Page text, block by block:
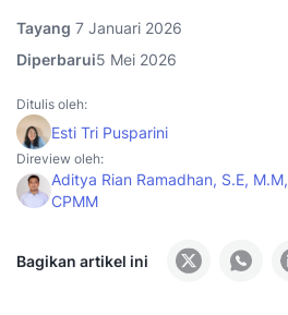
Tayang 7 Januari 2026
Diperbarui5 Mei 2026
Ditulis oleh:
Esti Tri Pusparini
Direview oleh:
Aditya Rian Ramadhan, S.E, M.M,
CPMM
Bagikan artikel ini